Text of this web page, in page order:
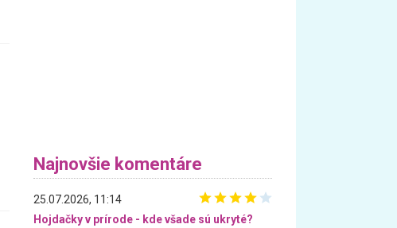
Najnovšie komentáre
25.07.2026, 11:14
Hojdačky v prírode - kde všade sú ukryté?